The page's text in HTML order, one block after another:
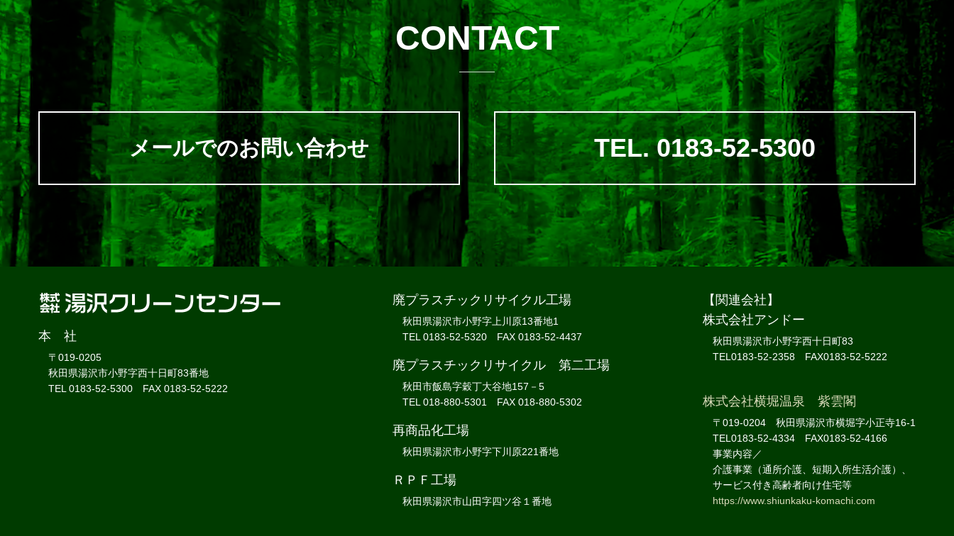
CONTACT
メールでのお問い合わせ TEL. 0183-52-5300
本 社
〒019-0205
秋田県湯沢市小野字西十日町83番地
TEL 0183-52-5300 FAX 0183-52-5222
廃プラスチックリサイクル工場
秋田県湯沢市小野字上川原13番地1
TEL 0183-52-5320 FAX 0183-52-4437
廃プラスチックリサイクル 第二工場
秋田市飯島字穀丁大谷地157－5
TEL 018-880-5301 FAX 018-880-5302
再商品化工場
秋田県湯沢市小野字下川原221番地
ＲＰＦ工場
秋田県湯沢市山田字四ツ谷１番地
【関連会社】
株式会社アンドー
秋田県湯沢市小野字西十日町83
TEL0183-52-2358 FAX0183-52-5222
株式会社横堀温泉 紫雲閣
〒019-0204 秋田県湯沢市横堀字小正寺16-1
TEL0183-52-4334 FAX0183-52-4166
事業内容／
介護事業（通所介護、短期入所生活介護）、
サービス付き高齢者向け住宅等
https://www.shiunkaku-komachi.com